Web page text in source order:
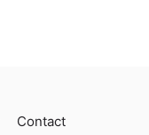
Contact